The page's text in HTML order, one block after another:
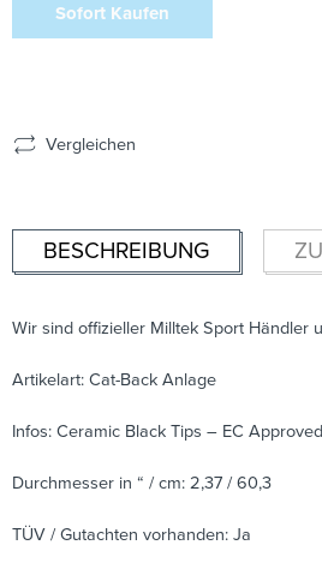
Sofort Kaufen
Vergleichen
BESCHREIBUNG
Wir sind offizieller Milltek Sport Händler
Artikelart: Cat-Back Anlage
Infos: Ceramic Black Tips – EC Approved
Durchmesser in “ / cm: 2,37 / 60,3
TÜV / Gutachten vorhanden: Ja